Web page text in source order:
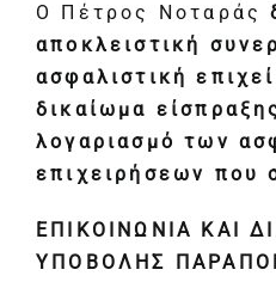
Ο Πέτρος Νοταράς
αποκλειστική
ασφαλιστική
δικαίωμα
λογαριασμό των
επιχειρήσεων που
ΕΠΙΚΟΙΝΩΝΙΑ ΚΑΙ
ΥΠΟΒΟΛΗΣ